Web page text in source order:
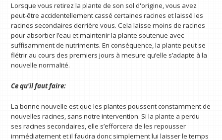
Lorsque vous retirez la plante de son sol d'origine, vous avez
peut-être accidentellement cassé certaines racines et laissé les
racines secondaires derrière vous. Cela laisse moins de racines
pour absorber l’eau et maintenir la plante soutenue avec
suffisamment de nutriments. En conséquence, la plante peut se
flétrir au cours des premiers jours à mesure qu’elle s’adapte à la
nouvelle normalité.
Ce qu'il faut faire:
La bonne nouvelle est que les plantes poussent constamment de
nouvelles racines, sans notre intervention. Si la plante a perdu
ses racines secondaires, elle s’efforcera de les repousser
immédiatement et il faudra donc simplement lui laisser le temps